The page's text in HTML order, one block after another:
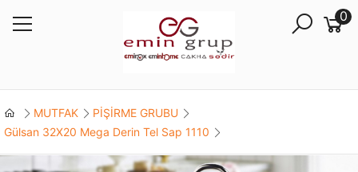
0
MUTFAK
PİŞİRME GRUBU
Gülsan 32X20 Mega Derin Tel Sap 1110